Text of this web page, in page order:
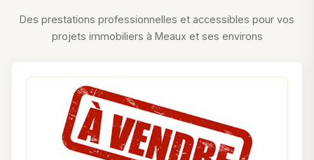
Des prestations professionnelles et accessibles pour vos
projets immobiliers à Meaux et ses environs